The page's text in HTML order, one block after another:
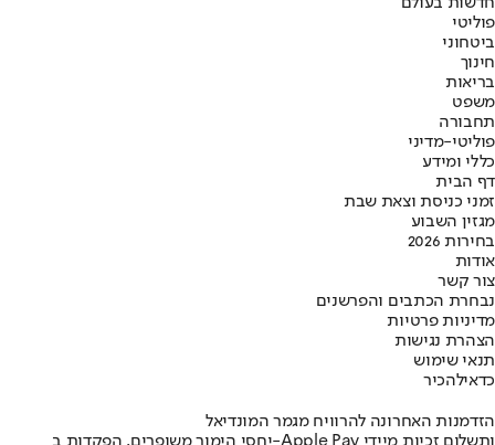
פוליטי
ביטחוני
חינוך
בריאות
משפט
תחבורה
פוליטי-מדיני
כללי ומידע
דף הבית
זמני כניסת וצאת שבת
מגזין השבוע
בחירות 2026
אודות
צור קשר
נבחרת הכתבים והפרשנים
מדיניות פרטיות
הצהרת נגישות
תנאי שימוש
כדאילהכיר
הזדמנות האחרונה להרוויח מגמר המונדיאל